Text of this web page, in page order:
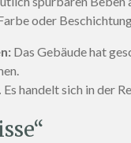
oder
Das Gebäude hat
Es handelt sich in der